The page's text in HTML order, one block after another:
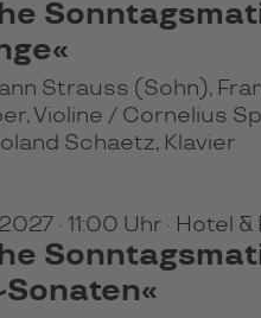
Strauss (Sohn),
Violine / Cornelius
Schaetz, Klavier
· 11:00 Uhr · Hotel